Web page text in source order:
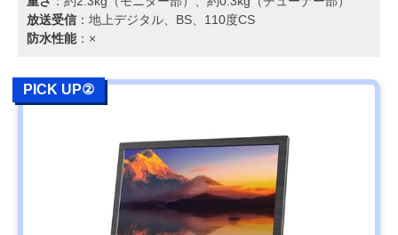
放送受信 ：地上デジタル、BS、110度CS
防水性能：×
PICK UP②